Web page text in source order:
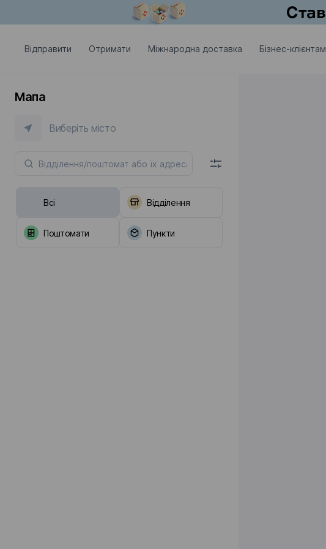
Відправити Отримати Міжнародна доставка Бізнес-клієнтам
Мапа
Виберіть місто
Всі Відділення
Поштомати Пункти